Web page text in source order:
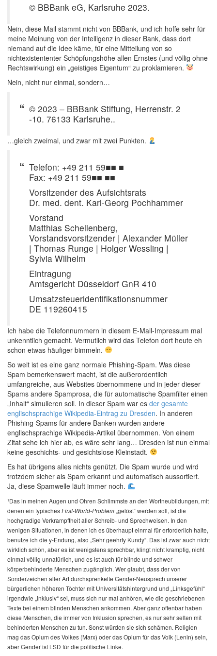
© BBBank eG, Karlsruhe 2023.
Nein, diese Mail stammt nicht von BBBank, und ich hoffe sehr für
meine Meinung von der Intelligenz in dieser Bank, dass dort
niemand auf die Idee käme, für eine Mitteilung von so
nichtexistententer Schöpfungshöhe allen Ernstes (und völlig ohne
Rechtswirkung) ein „geistiges Eigentum“ zu proklamieren.
Nein, nicht nur einmal, sondern…
© 2023 – BBBank Stiftung, Herrenstr. 2
-10. 76133 Karlsruhe..
…gleich zweimal, und zwar mit zwei Punkten.
Telefon: +49 211 59■■ ■
Fax: +49 211 59■■ ■■
Vorsitzender des Aufsichtsrats
Dr. med. dent. Karl-Georg Pochhammer
Vorstand
Matthias Schellenberg,
Vorstandsvorsitzender | Alexander Müller
| Thomas Runge | Holger Wessling |
Sylvia Wilhelm
Eintragung
Amtsgericht Düsseldorf GnR 410
Umsatzsteueridentifikationsnummer
DE 119260415
Ich habe die Telefonnummern in diesem E-Mail-Impressum mal
unkenntlich gemacht. Vermutlich wird das Telefon dort heute eh
schon etwas häufiger bimmeln.
So weit ist es eine ganz normale Phishing-Spam. Was diese
Spam bemerkenswert macht, ist die außerordentlich
umfangreiche, aus Websites übernommene und in jeder dieser
Spams andere Spamprosa, die für automatische Spamfilter einen
„Inhalt“ simulieren soll. In dieser Spam war es der gesamte
englischsprachige Wikipedia-Eintrag zu Dresden. In anderen
Phishing-Spams für andere Banken wurden andere
englischsprachige Wikipedia-Artikel übernommen. Von einem
Zitat sehe ich hier ab, es wäre sehr lang… Dresden ist nun einmal
keine geschichts- und gesichtslose Kleinstadt.
Es hat übrigens alles nichts genützt. Die Spam wurde und wird
trotzdem sicher als Spam erkannt und automatisch aussortiert.
Ja, diese Spamwelle läuft immer noch.
¹Das in meinen Augen und Ohren Schlimmste an den Wortneubildungen, mit
denen ein typischesFirst-World-Problem „gelöst“ werden soll, ist die
hochgradige Verkrampftheit aller Schreib- und Sprechweisen. In den
wenigen Situationen, in denen ich es überhaupt einmal für erforderlich halte,
benutze ich die y-Endung, also „Sehr geehrty Kundy“. Das ist zwar auch nicht
wirklich schön, aber es ist wenigstens sprechbar, klingt nicht krampfig, nicht
einmal völlig unnatürlich, und es ist auch für blinde und schwer
körperbehinderte Menschen zugänglich. Wer glaubt, dass der von
Sonderzeichen aller Art durchsprenkelte Gender-Neusprech unserer
bürgerlichen höheren Töchter mit Universitätshintergrund und „Linksgefühl“
irgendwie „inklusiv“ sei, muss sich nur mal anhören, wie die geschriebenen
Texte bei einem blinden Menschen ankommen. Aber ganz offenbar haben
diese Menschen, die immer von Inklusion sprechen, es nur sehr selten mit
behinderten Menschen zu tun. Sonst würden sie sich schämen. Religion
mag das Opium des Volkes (Marx) oder das Opium für das Volk (Lenin) sein,
aber Gender ist LSD für die politische Linke.